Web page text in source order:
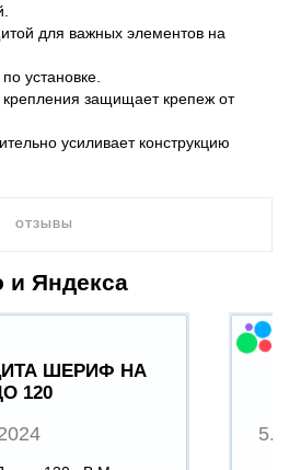
для важных элементов на
установке.
защищает крепеж от
усиливает конструкцию
ОТЗЫВЫ
Яндекса
ШЕРИФ НА
120
5.0